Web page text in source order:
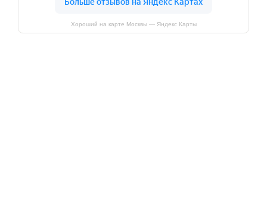
Хороший на карте Москвы — Яндекс Карты